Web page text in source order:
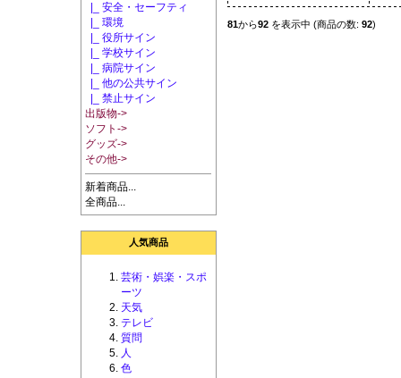
|_ 安全・セーフティ
|_ 環境
|_ 役所サイン
|_ 学校サイン
|_ 病院サイン
|_ 他の公共サイン
|_ 禁止サイン
出版物->
ソフト->
グッズ->
その他->
新着商品...
全商品...
人気商品
芸術・娯楽・スポ
ーツ
天気
テレビ
質問
人
色
81から92を表示中 (商品の数: 92)